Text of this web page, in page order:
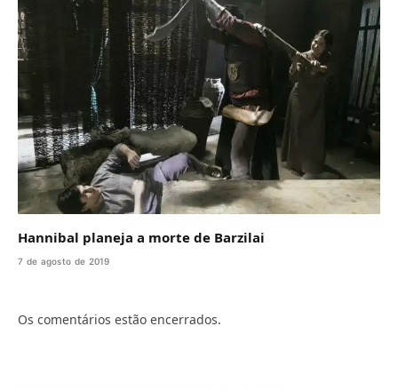
Hannibal planeja a morte de Barzilai
7 de agosto de 2019
Os comentários estão encerrados.